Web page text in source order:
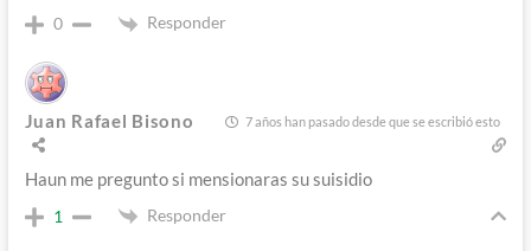
0 Responder
Juan Rafael Bisono 7 años han pasado desde que se escribió esto
Haun me pregunto si mensionaras su suisidio
1 Responder